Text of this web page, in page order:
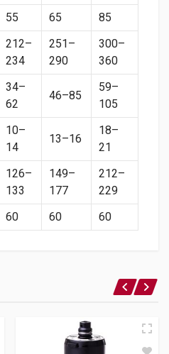
55 65 85
212–
234
251–
290
300–
360
34–
62
46–85
59–
105
10–
14
13–16
18–
21
126–
133
149–
177
212–
229
60 60 60